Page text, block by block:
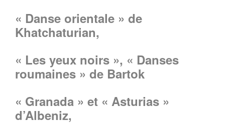
« Danse orientale » de
Khatchaturian,
« Les yeux noirs », « Danses
roumaines » de Bartok
« Granada » et « Asturias »
d’Albeniz,